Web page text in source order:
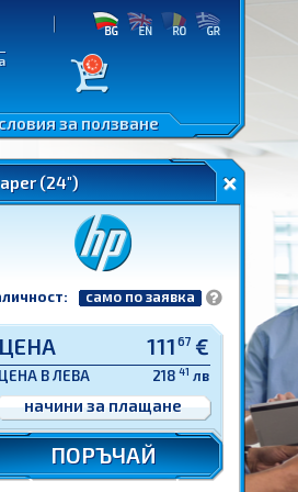
за ползване
(24")
само по заявка
ЦЕНА 111 67 €
ЦЕНА В ЛЕВА 218 41 лв
начини за плащане
ПОРЪЧАЙ